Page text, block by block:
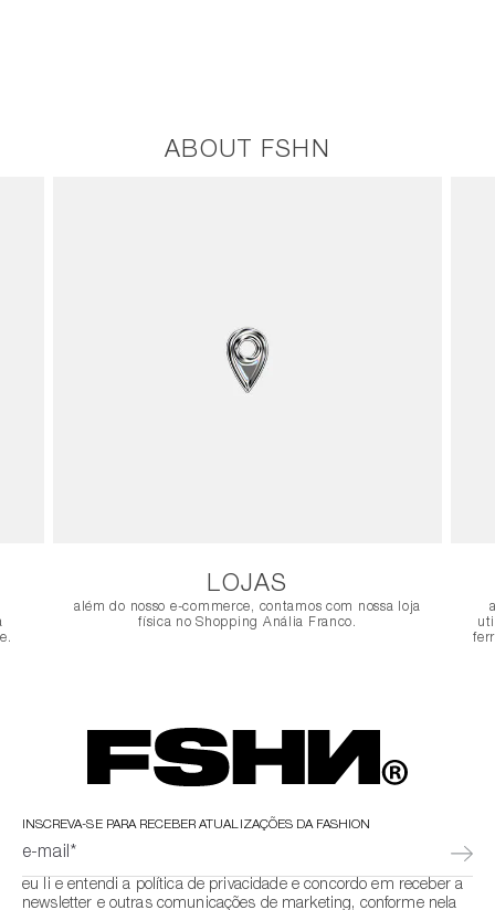
ABOUT FSHN
LOJAS
além do nosso e-commerce, contamos com nossa loja
física no Shopping Anália Franco.
INSCREVA-SE PARA RECEBER ATUALIZAÇÕES DA FASHION
e-mail*
eu li e entendi a política de privacidade e concordo em receber a
newsletter e outras comunicações de marketing, conforme nela